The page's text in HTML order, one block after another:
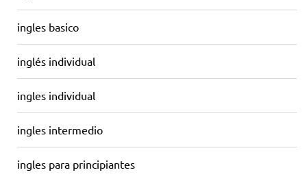
ingles basico
inglés individual
ingles individual
ingles intermedio
ingles para principiantes